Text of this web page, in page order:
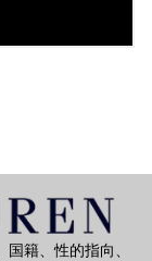
籍、性的指向、